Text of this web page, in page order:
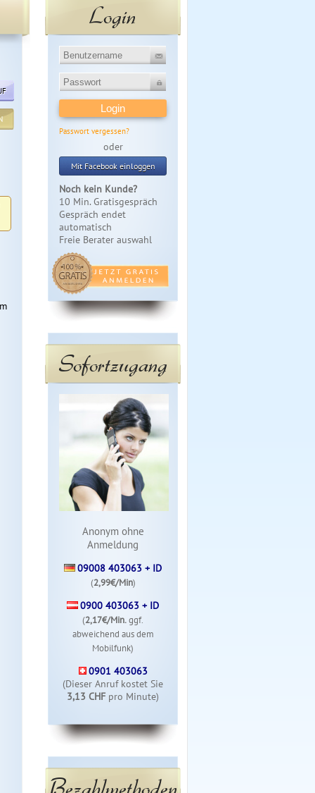
Login
Passwort vergessen?
oder
Mit Facebook einloggen
Noch kein Kunde?
10 Min. Gratisgespräch
Gespräch endet
automatisch
Freie Berater auswahl
Sofortzugang
Anonym ohne
Anmeldung
09008 403063 + ID
(2,99€/Min)
0900 403063 + ID
(2,17€/Min.ggf.
abweichend aus dem
Mobilfunk)
0901 403063
(Dieser Anruf kostet Sie
3,13 CHF pro Minute)
Bezahlmethoden